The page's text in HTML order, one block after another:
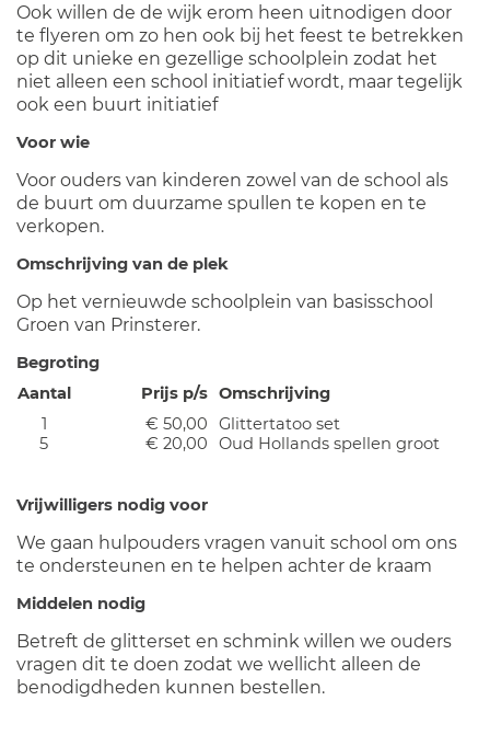
Ook willen de de wijk erom heen uitnodigen door
te flyeren om zo hen ook bij het feest te betrekken
op dit unieke en gezellige schoolplein zodat het
niet alleen een school initiatief wordt, maar tegelijk
ook een buurt initiatief
Voor wie
Voor ouders van kinderen zowel van de school als
de buurt om duurzame spullen te kopen en te
verkopen.
Omschrijving van de plek
Op het vernieuwde schoolplein van basisschool
Groen van Prinsterer.
Begroting
Aantal
Prijs p/s Omschrijving
1
€ 50,00
Glittertatoo set
5
€ 20,00 Oud Hollands spellen groot
Vrijwilligers nodig voor
We gaan hulpouders vragen vanuit school om ons
te ondersteunen en te helpen achter de kraam
Middelen nodig
Betreft de glitterset en schmink willen we ouders
vragen dit te doen zodat we wellicht alleen de
benodigdheden kunnen bestellen.